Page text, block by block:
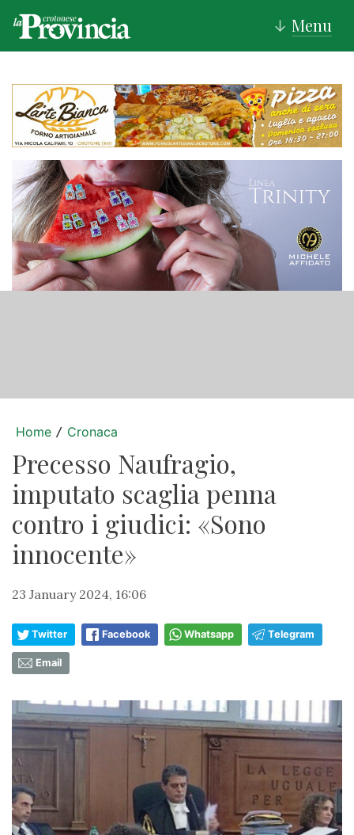
↓ Menu
Home / Cronaca
Precesso Naufragio,
imputato scaglia penna
contro i giudici: «Sono
innocente»
23 January 2024, 16:06
Twitter Facebook Whatsapp Telegram
Email